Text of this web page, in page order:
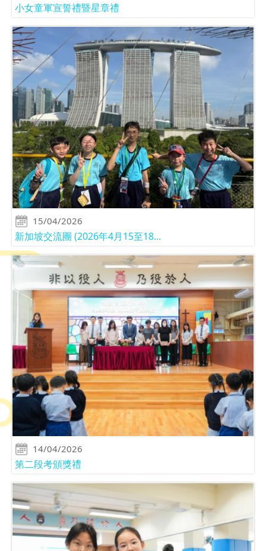
小女童軍宣誓禮暨星章禮
15/04/2026
新加坡交流團 (2026年4月15至18...
14/04/2026
第二段考頒獎禮